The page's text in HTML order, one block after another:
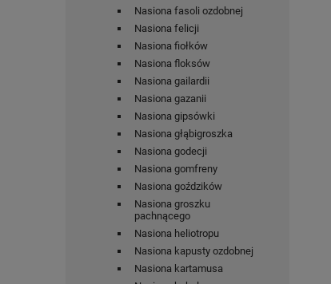
Nasiona fasoli ozdobnej
Nasiona felicji
Nasiona fiołków
Nasiona floksów
Nasiona gailardii
Nasiona gazanii
Nasiona gipsówki
Nasiona głąbigroszka
Nasiona godecji
Nasiona gomfreny
Nasiona goździków
Nasiona groszku
pachnącego
Nasiona heliotropu
Nasiona kapusty ozdobnej
Nasiona kartamusa